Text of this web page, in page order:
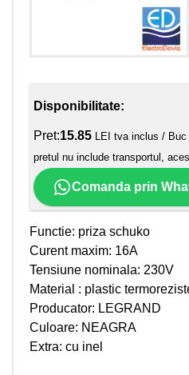
Disponibilitate:
Pret:15.85 LEI tva inclus / Buc
pretul nu include transportul,
Comanda prin
Functie: priza schuko
Curent maxim: 16A
Tensiune nominala: 230V
Material : plastic
Producator: LEGRAND
Culoare: NEAGRA
Extra: cu inel